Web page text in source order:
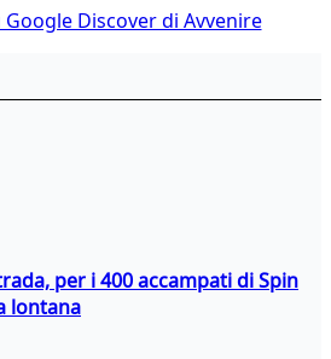
Discover di Avvenire
per i 400 accampati di Spin
lontana